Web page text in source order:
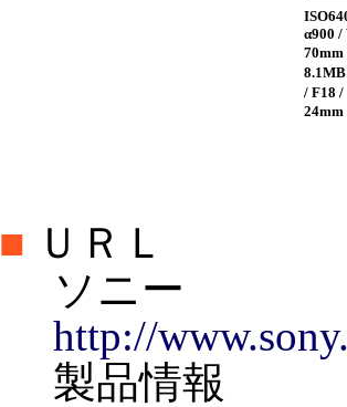
α900 /
70mm
/ F18
24mm
■ ＵＲＬ
ソニー
http://
製品情報